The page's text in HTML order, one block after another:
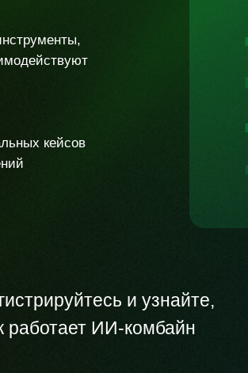
и узнайте,
работает ИИ-комбайн
кейсов